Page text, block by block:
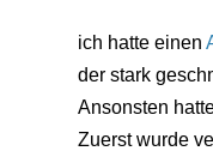
ich hatte einen
der stark
Ansonsten
Zuerst wurde